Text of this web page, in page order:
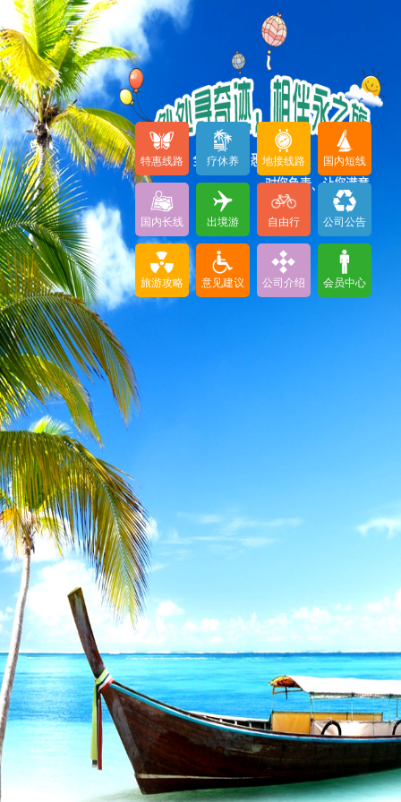
特惠线路 疗休养 地接线路 国内短线
国内长线 出境游 自由行 公司公告
旅游攻略 意见建议 公司介绍 会员中心